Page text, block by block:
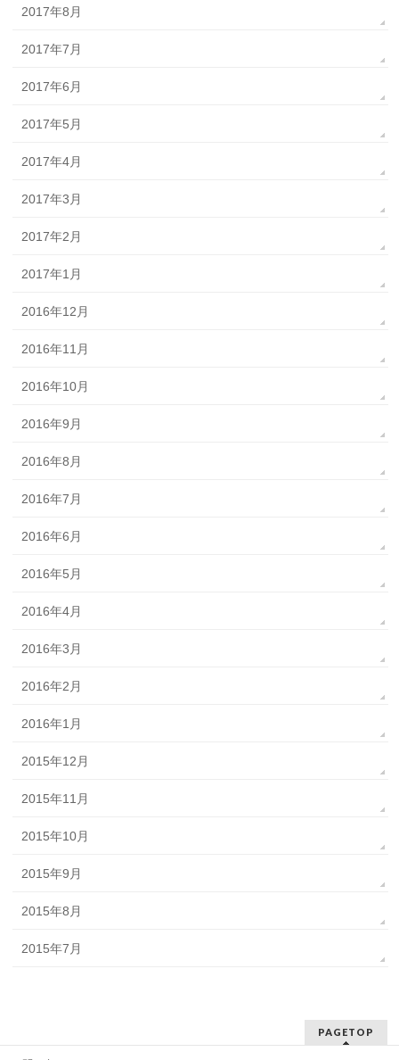
2017年8月
2017年7月
2017年6月
2017年5月
2017年4月
2017年3月
2017年2月
2017年1月
2016年12月
2016年11月
2016年10月
2016年9月
2016年8月
2016年7月
2016年6月
2016年5月
2016年4月
2016年3月
2016年2月
2016年1月
2015年12月
2015年11月
2015年10月
2015年9月
2015年8月
2015年7月
PAGETOP